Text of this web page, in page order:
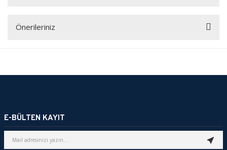
Önerileriniz
Ürün resmi kalitesiz, bozuk veya görüntülenemiyor.
Ürün açıklamasında eksik bilgiler bulunuyor.
Ürün bilgilerinde hatalar bulunuyor.
E-BÜLTEN KAYIT